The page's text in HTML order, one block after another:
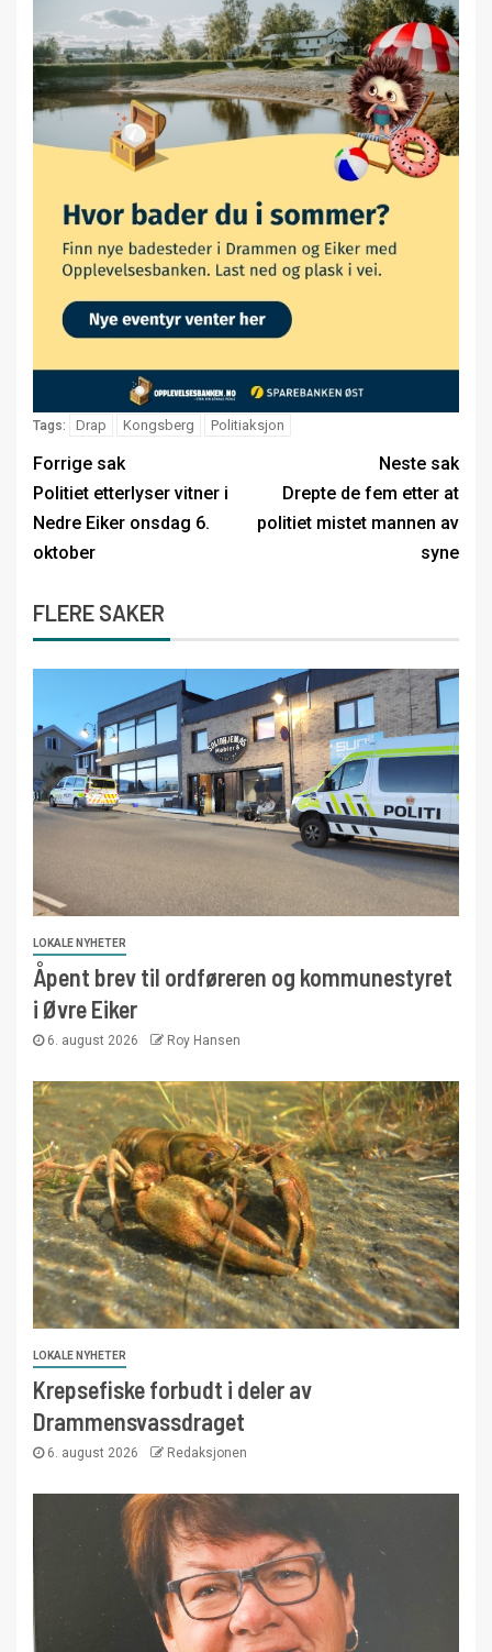
Tags: Drap Kongsberg Politiaksjon
Forrige sak
Politiet etterlyser vitner i
Nedre Eiker onsdag 6.
oktober
Neste sak
Drepte de fem etter at
politiet mistet mannen av
syne
FLERE SAKER
LOKALE NYHETER
Åpent brev til ordføreren og kommunestyret
i Øvre Eiker
6. august 2026 Roy Hansen
LOKALE NYHETER
Krepsefiske forbudt i deler av
Drammensvassdraget
6. august 2026 Redaksjonen